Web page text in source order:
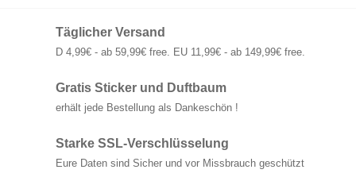
Täglicher Versand
D 4,99€ - ab 59,99€ free. EU 11,99€ - ab 149,99€ free.
Gratis Sticker und Duftbaum
erhält jede Bestellung als Dankeschön !
Starke SSL-Verschlüsselung
Eure Daten sind Sicher und vor Missbrauch geschützt